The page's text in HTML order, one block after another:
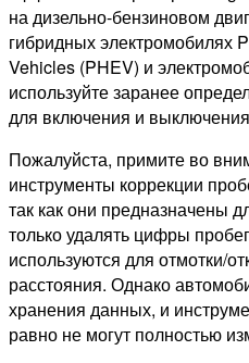
на дизельно-бензиновом
гибридных электромобилях
Vehicles (PHEV) и
используйте заранее
для включения и
Пожалуйста, примите во
инструменты коррекции
так как они предназначены
только удалять цифры
используются для отмотки/
расстояния. Однако
хранения данных, и
равно не могут полностью